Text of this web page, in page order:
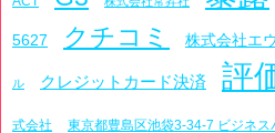
5627 クチコミ 株式会社エ
ル クレジットカード決済 評
式会社 東京都豊島区池袋3-34-7 ビジネス